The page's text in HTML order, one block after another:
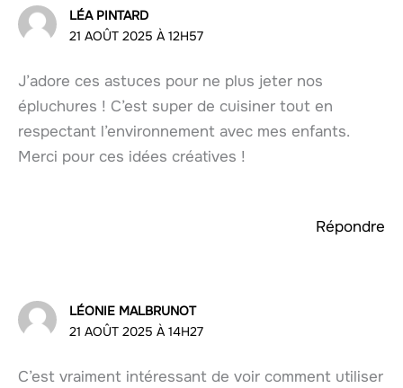
LÉA PINTARD
21 AOÛT 2025 À 12H57
J’adore ces astuces pour ne plus jeter nos
épluchures ! C’est super de cuisiner tout en
respectant l’environnement avec mes enfants.
Merci pour ces idées créatives !
Répondre
LÉONIE MALBRUNOT
21 AOÛT 2025 À 14H27
C’est vraiment intéressant de voir comment utiliser